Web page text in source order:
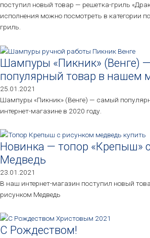
поступил новый товар — решетка-гриль
исполнения можно посмотреть в категории
гриль.
Шампуры «Пикник» (Венге)
популярный товар в нашем
25.01.2021
Шампуры «Пикник» (Венге) — самый
интернет-магазине в 2020 году.
Новинка — топор «Крепыш»
Медведь
23.01.2021
В наш интернет-магазин поступил новый
рисунком Медведь
С Рождеством!